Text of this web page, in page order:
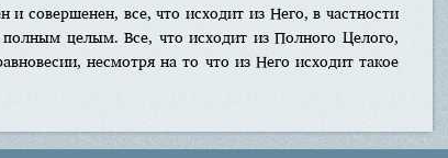
совершенен, все, что исходит из Него, в частности
целым. Все, что исходит из Полного Целого,
несмотря на то что из Него исходит такое